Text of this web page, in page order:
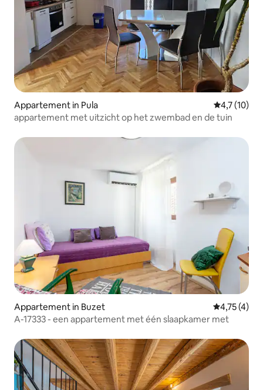
Appartement in Pula
4,7 (10)
appartement met uitzicht op het zwembad en de tuin
Appartement in Buzet
4,75 (4)
A-17333 - een appartement met één slaapkamer met